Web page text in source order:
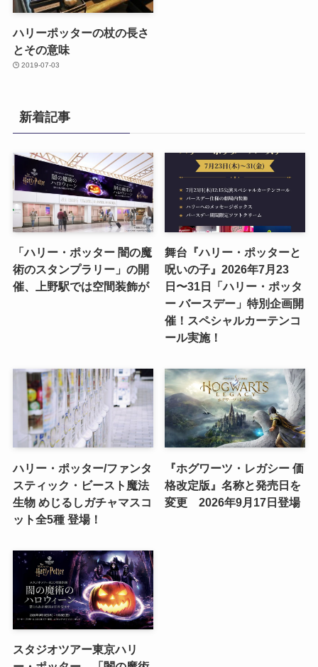
ハリーポッターの杖の長さ
とその意味
2019-07-03
新着記事
「ハリー・ポッター 闇の魔
術のスタンプラリー」の開
催、上野駅では空間装飾が
舞台『ハリー・ポッターと
呪いの子』2026年7月23
日〜31日「ハリー・ポッタ
ー バースデー」特別企画開
催！スペシャルカーテンコ
ール実施！
ハリー・ポッター/ファンタ
スティック・ビースト魔法
生物 めじるしガチャマスコ
ット全5種 登場！
『ホグワーツ・レガシー 価
格改定版』名称と発売日を
変更 2026年9月17日登場
スタジオツアー東京ハリ